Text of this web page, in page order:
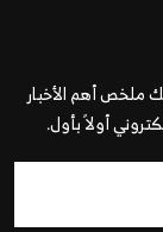
ملخص أهم الأخبار
أولاً بأول.